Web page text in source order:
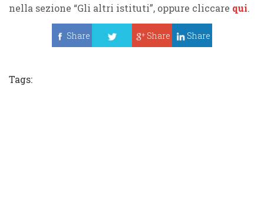
nella sezione “Gli altri istituti”, oppure cliccare qui.
Share
Share Share
Tags: